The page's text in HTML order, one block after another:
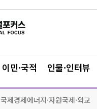
이민·국적 인물·인터뷰
국제경제에너지·자원국제·외교